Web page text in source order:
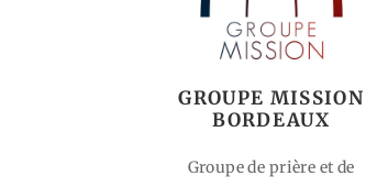
GROUPE MISSION
BORDEAUX
Groupe de prière et de